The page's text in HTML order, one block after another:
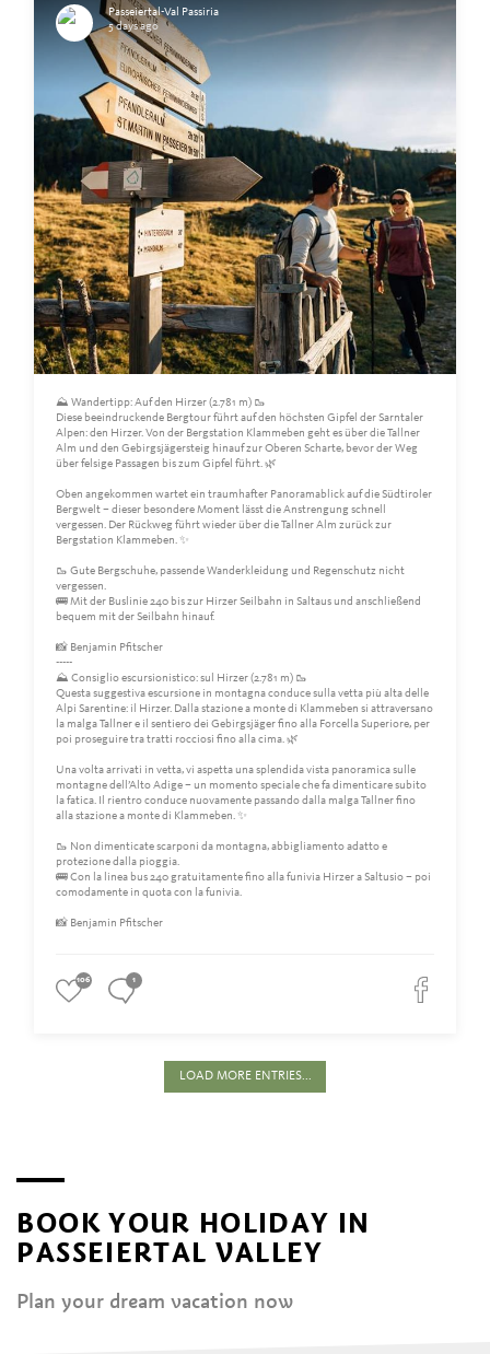
Passeiertal-Val Passiria
5 days ago
⛰️ Wandertipp: Auf den Hirzer (2.781 m) 🥾
Diese beeindruckende Bergtour führt auf den höchsten Gipfel der Sarntaler
Alpen: den Hirzer. Von der Bergstation Klammeben geht es über die Tallner
Alm und den Gebirgsjägersteig hinauf zur Oberen Scharte, bevor der Weg
über felsige Passagen bis zum Gipfel führt. 🌿
Oben angekommen wartet ein traumhafter Panoramablick auf die Südtiroler
Bergwelt – dieser besondere Moment lässt die Anstrengung schnell
vergessen. Der Rückweg führt wieder über die Tallner Alm zurück zur
Bergstation Klammeben. ✨
🥾 Gute Bergschuhe, passende Wanderkleidung und Regenschutz nicht
vergessen.
🚌 Mit der Buslinie 240 bis zur Hirzer Seilbahn in Saltaus und anschließend
bequem mit der Seilbahn hinauf.
📸 Benjamin Pfitscher
-----
⛰️ Consiglio escursionistico: sul Hirzer (2.781 m) 🥾
Questa suggestiva escursione in montagna conduce sulla vetta più alta delle
Alpi Sarentine: il Hirzer. Dalla stazione a monte di Klammeben si attraversano
la malga Tallner e il sentiero dei Gebirgsjäger fino alla Forcella Superiore, per
poi proseguire tra tratti rocciosi fino alla cima. 🌿
Una volta arrivati in vetta, vi aspetta una splendida vista panoramica sulle
montagne dell’Alto Adige – un momento speciale che fa dimenticare subito
la fatica. Il rientro conduce nuovamente passando dalla malga Tallner fino
alla stazione a monte di Klammeben. ✨
🥾 Non dimenticate scarponi da montagna, abbigliamento adatto e
protezione dalla pioggia.
🚌 Con la linea bus 240 gratuitamente fino alla funivia Hirzer a Saltusio – poi
comodamente in quota con la funivia.
📸 Benjamin Pfitscher
106 1
LOAD MORE ENTRIES...
BOOK YOUR HOLIDAY IN
PASSEIERTAL VALLEY
Plan your dream vacation now